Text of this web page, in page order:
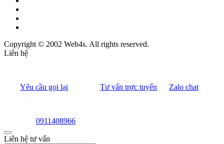
Copyright © 2002 Web4s. All rights reserved.
Liên hệ
Yêu cầu gọi lại Tư vấn trực tuyến Zalo chat
0911408966
Liên hệ tư vấn